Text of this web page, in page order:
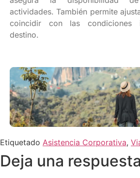
actividades. También permite
coincidir con las condiciones
destino.
Etiquetado Asistencia Corporativa,
Deja una respuesta